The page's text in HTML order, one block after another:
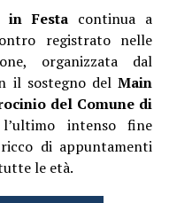
in Festacontinua a
registrato nelle
organizzata dal
il sostegno delMain
del Comune di
intenso fine
di appuntamenti
le età.